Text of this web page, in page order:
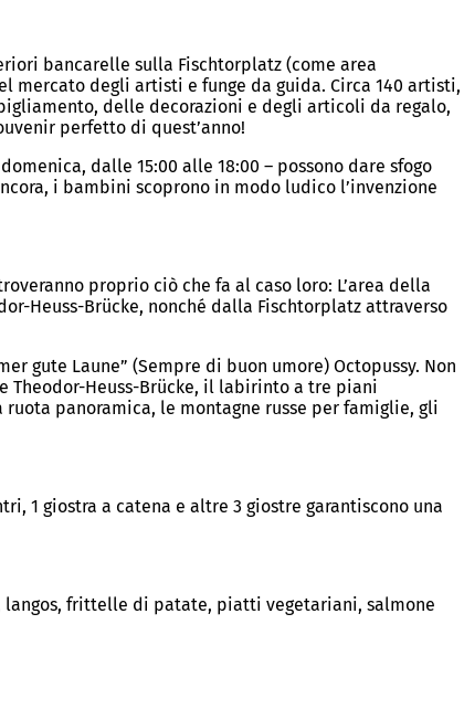
bancarelle sulla Fischtorplatz (come area
mercato degli artisti e funge da guida. Circa 140 artisti,
delle decorazioni e degli articoli da regalo,
perfetto di quest’anno!
dalle 15:00 alle 18:00 – possono dare sfogo
i bambini scoprono in modo ludico l’invenzione
proprio ciò che fa al caso loro: L’area della
Heuss-Brücke, nonché dalla Fischtorplatz attraverso
gute Laune” (Sempre di buon umore) Octopussy. Non
Theodor-Heuss-Brücke, il labirinto a tre piani
panoramica, le montagne russe per famiglie, gli
1 giostra a catena e altre 3 giostre garantiscono una
langos, frittelle di patate, piatti vegetariani, salmone